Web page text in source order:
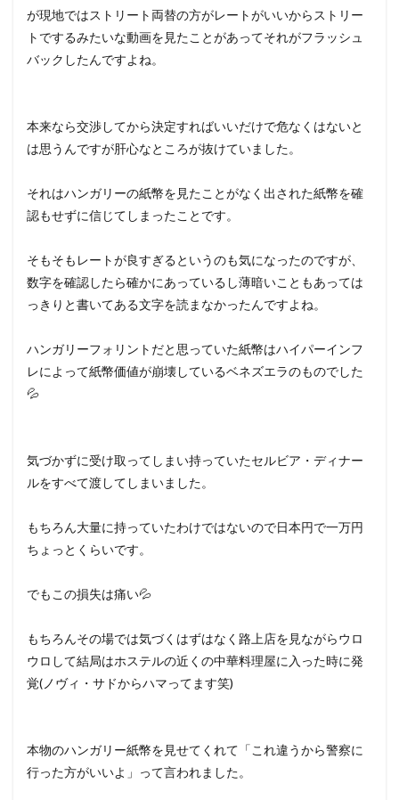
が現地ではストリート両替の方がレートがいいからストリー
トでするみたいな動画を見たことがあってそれがフラッシュ
バックしたんですよね。
本来なら交渉してから決定すればいいだけで危なくはないと
は思うんですが肝心なところが抜けていました。
それはハンガリーの紙幣を見たことがなく出された紙幣を確
認もせずに信じてしまったことです。
そもそもレートが良すぎるというのも気になったのですが、
数字を確認したら確かにあっているし薄暗いこともあっては
っきりと書いてある文字を読まなかったんですよね。
ハンガリーフォリントだと思っていた紙幣はハイパーインフ
レによって紙幣価値が崩壊しているベネズエラのものでした
💦
気づかずに受け取ってしまい持っていたセルビア・ディナー
ルをすべて渡してしまいました。
もちろん大量に持っていたわけではないので日本円で一万円
ちょっとくらいです。
でもこの損失は痛い💦
もちろんその場では気づくはずはなく路上店を見ながらウロ
ウロして結局はホステルの近くの中華料理屋に入った時に発
覚(ノヴィ・サドからハマってます笑)
本物のハンガリー紙幣を見せてくれて「これ違うから警察に
行った方がいいよ」って言われました。